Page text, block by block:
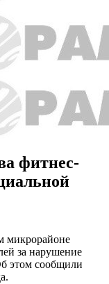
фитнес-
микрорайоне
за нарушение
этом сообщили